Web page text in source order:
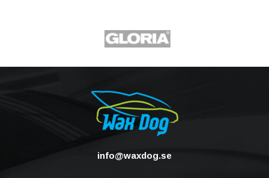
info@waxdog.se